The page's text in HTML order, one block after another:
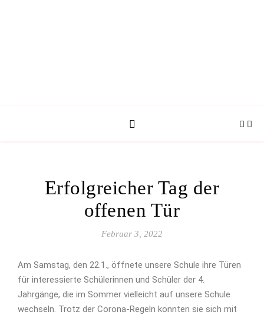
Erfolgreicher Tag der
offenen Tür
Februar 3, 2022
Am Samstag, den 22.1., öffnete unsere Schule ihre Türen
für interessierte Schülerinnen und Schüler der 4.
Jahrgänge, die im Sommer vielleicht auf unsere Schule
wechseln. Trotz der Corona-Regeln konnten sie sich mit